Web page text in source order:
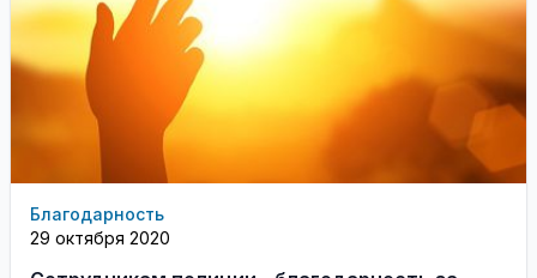
Благодарность
29 октября 2020